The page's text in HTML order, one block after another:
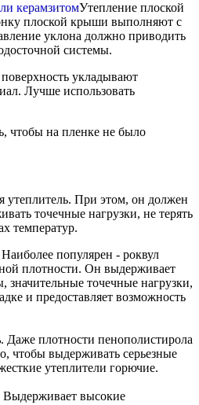
Утепление плоской
плоской крыши выполняют с
уклона должно приводить
системы.
укладывают
Лучше использовать
чтобы на пленке не было
утеплитель. При этом, он должен
точечные нагрузки, не терять
температур.
Наиболее популярен - роквул
плотности. Он выдерживает
значительные точечные нагрузки,
и предоставляет возможность
. Даже плотности пенополистирола
чтобы выдерживать серьезные
утеплители горючие.
Выдерживает высокие